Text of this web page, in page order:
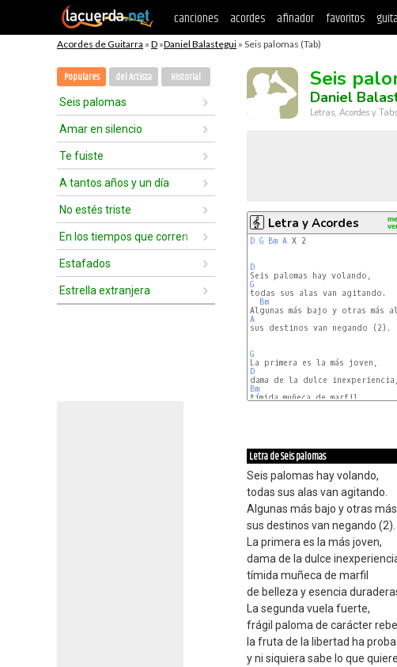
canciones acordes afinador favoritos
Acordes de Guitarra » D »Daniel Balastegui » Seis palomas (Tab)
Populares del Artista Historial
Seis palomas
Amar en silencio
Te fuiste
A tantos años y un día
No estés triste
En los tiempos que corren
Estafados
Estrella extranjera
Seis
Daniel
Letras, Acordes y
Letra y Acordes
D G Bm A X 2
D
G
Bm
A
G
D
Bm
Letra de Seis palomas
Seis palomas hay volando,
todas sus alas van agitando.
Algunas más bajo y otras
sus destinos van negando (2).
La primera es la más joven,
dama de la dulce
tímida muñeca de marfil
de belleza y esencia
La segunda vuela fuerte,
frágil paloma de carácter
la fruta de la libertad ha
y ni siquiera sabe lo que quiere.